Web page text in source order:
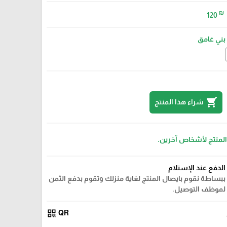
120 ₪
بني غامق
shopping_cart شراء هذا المنتج
لأشخاص آخرين.
الدفع عند الإستلام
ببساطة نقوم بايصال المنتج لغاية منزلك وتقوم بدفع الثمن
لموظف التوصيل.
QR
qr_code